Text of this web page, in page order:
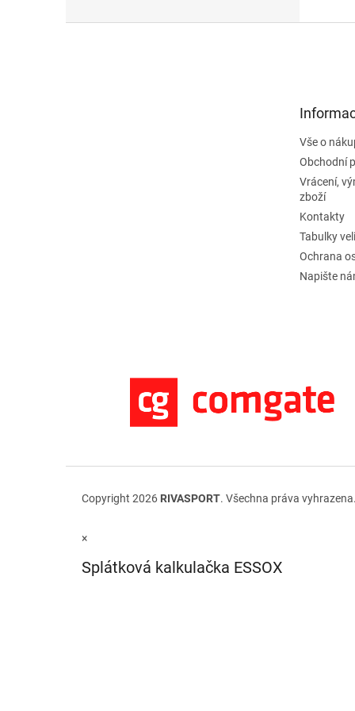
Vše o
Obchodní
Vrácení,
zboží
Kontakty
Tabulky
Ochrana
Napište
Copyright 2026 RIVASPORT. Všechna práva
×
Splátková kalkulačka ESSOX